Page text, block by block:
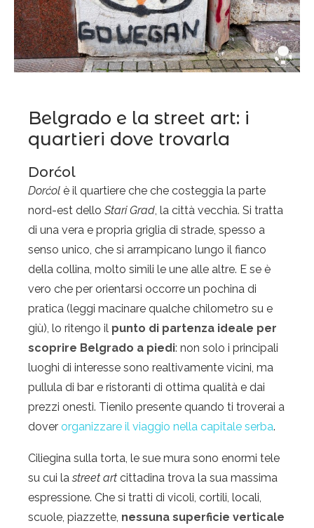
Belgrado e la street art: i
quartieri dove trovarla
Dorćol
Dorćol è il quartiere che che costeggia la parte
nord-est dello Stari Grad, la città vecchia. Si tratta
di una vera e propria griglia di strade, spesso a
senso unico, che si arrampicano lungo il fianco
della collina, molto simili le une alle altre. E se è
vero che per orientarsi occorre un pochina di
pratica (leggi macinare qualche chilometro su e
giù), lo ritengo il punto di partenza ideale per
scoprire Belgrado a piedi: non solo i principali
luoghi di interesse sono realtivamente vicini, ma
pullula di bar e ristoranti di ottima qualità e dai
prezzi onesti. Tienilo presente quando ti troverai a
dover organizzare il viaggio nella capitale serba.
Ciliegina sulla torta, le sue mura sono enormi tele
su cui la street art cittadina trova la sua massima
espressione. Che si tratti di vicoli, cortili, locali,
scuole, piazzette, nessuna superficie verticale